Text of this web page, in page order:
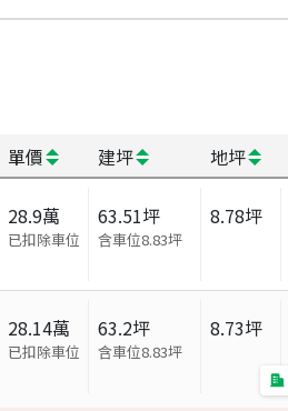
單價 建坪 地坪
28.9萬
已扣除車位
63.51坪
含車位8.83坪
8.78坪
28.14萬
已扣除車位
63.2坪
含車位8.83坪
8.73坪